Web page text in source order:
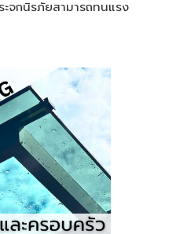
จกนิรภัยสามารถทนแรง